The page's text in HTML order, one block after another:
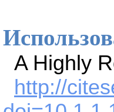
A Highly
http://